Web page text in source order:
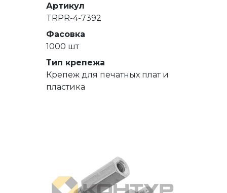
Артикул
TRPR-4-7392
Фасовка
1000 шт
Тип крепежа
Крепеж для печатных плат и
пластика